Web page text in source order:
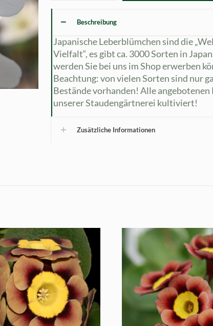
Beschreibung
Japanische Leberblümchen sind die
Vielfalt“, es gibt ca. 3000 Sorten in
werden Sie bei uns im Shop erwerben
Beachtung: von vielen Sorten sind nur
Bestände vorhanden! Alle angebotenen
unserer Staudengärtnerei kultiviert!
Zusätzliche Informationen